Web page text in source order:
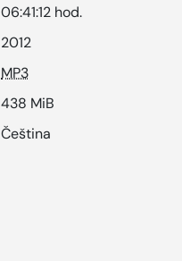
06:41:12 hod.
2012
MP3
438 MiB
Čeština